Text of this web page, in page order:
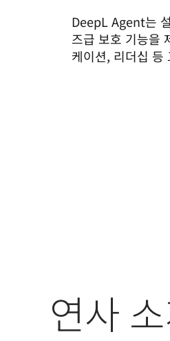
DeepL Agent는
즈급 보호 기능을
케이션, 리더십 등
연사